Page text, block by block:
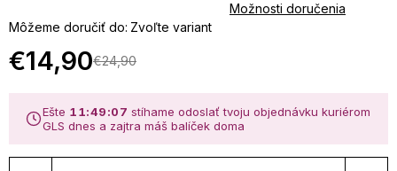
Môžeme doručiť do: Zvoľte variant
Možnosti doručenia
€24,90
€14,90
Ešte 11:49:07 stíhame odoslať tvoju objednávku kuriérom
GLS dnes a zajtra máš balíček doma
e
e